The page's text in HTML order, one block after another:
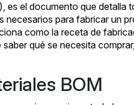
es el documento que detalla
necesarios para fabricar un
como la receta de
qué se necesita
BOM